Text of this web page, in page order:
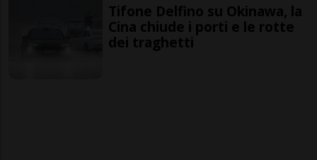
Tifone Delfino su Okinawa, la
Cina chiude i porti e le rotte
dei traghetti